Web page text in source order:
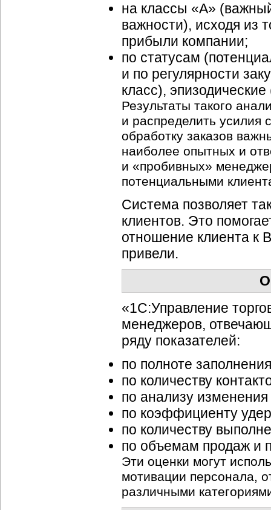
на классы «А»
важности), исходя из
прибыли компании;
по статусам
и по регулярности
класс),
Результаты такого
и распределить усилия
обработку заказов
наиболее опытных и
и «пробивных»
потенциальными
Система позволяет
клиентов. Это
отношение клиента к
привели.
«1C:Управление
менеджеров,
ряду показателей:
по полноте
по количеству
по анализу
по коэффициенту
по количеству
по объемам продаж и
Эти оценки могут
мотивации персонала,
различными